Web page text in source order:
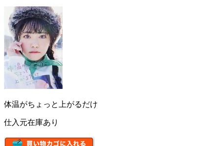
体温がちょっと上がるだけ
仕入元在庫あり